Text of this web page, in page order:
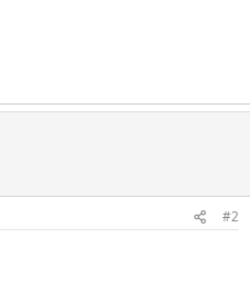
#2